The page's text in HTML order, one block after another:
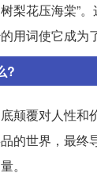
梨花压海棠”
用词使它成为
?
颠覆对人性
的世界，最
。